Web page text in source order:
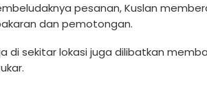
pesanan, Kuslan
dan pemotongan.
di sekitar lokasi juga dilibatkan